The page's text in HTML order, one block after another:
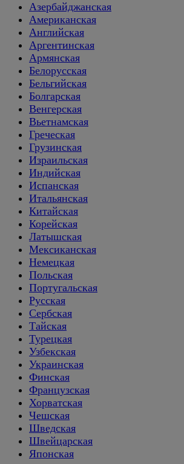
Азербайджанская
Американская
Английская
Аргентинская
Армянская
Белорусская
Бельгийская
Болгарская
Венгерская
Вьетнамская
Греческая
Грузинская
Израильская
Индийская
Испанская
Итальянская
Китайская
Корейская
Латышская
Мексиканская
Немецкая
Польская
Португальская
Русская
Сербская
Тайская
Турецкая
Узбекская
Украинская
Финская
Французская
Хорватская
Чешская
Шведская
Швейцарская
Японская